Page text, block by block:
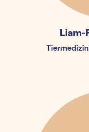
Liam-